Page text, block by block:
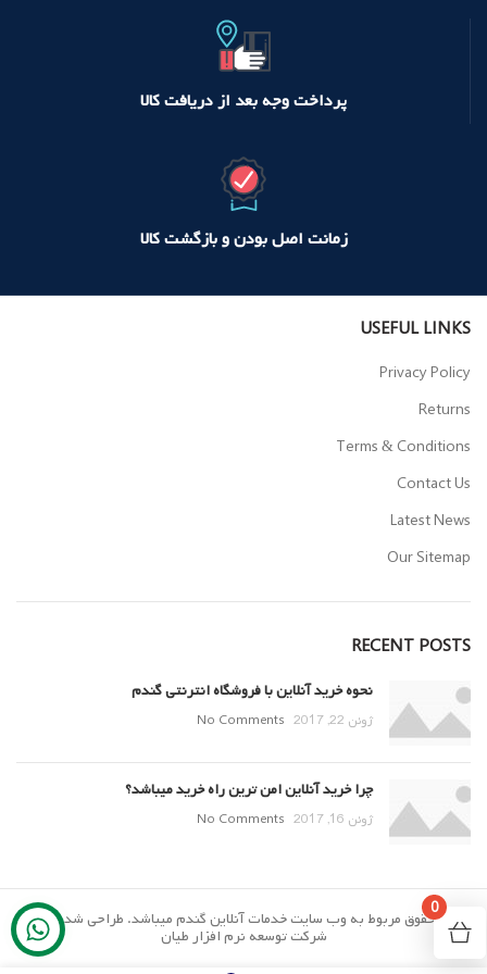
پرداخت وجه بعد از دریافت کالا
زمانت اصل بودن و بازگشت کالا
USEFUL LINKS
Privacy Policy
Returns
Terms & Conditions
Contact Us
Latest News
Our Sitemap
RECENT POSTS
نحوه خرید آنلاین با فروشگاه انترنتی گندم
ژوئن 22, 2017 No Comments
چرا خرید آنلاین امن ترین راه خرید میباشد؟
ژوئن 16, 2017 No Comments
تمام حقوق مربوط به وب سایت خدمات آنلاین گندم میباشد. طراحی شده توسط
شرکت توسعه نرم افزار طیان
0